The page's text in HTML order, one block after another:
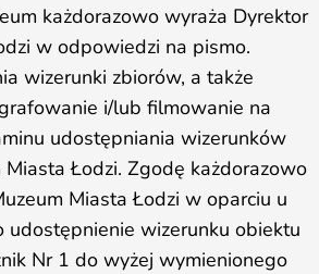
każdorazowo wyraża Dyrektor
w odpowiedzi na pismo.
wizerunki zbiorów, a także
i/lub filmowanie na
udostępniania wizerunków
Łodzi. Zgodę każdorazowo
Miasta Łodzi w oparciu u
udostępnienie wizerunku obiektu
Nr 1 do wyżej wymienionego